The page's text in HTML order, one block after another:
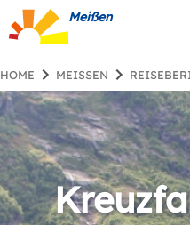
Meißen
HOME MEISSEN